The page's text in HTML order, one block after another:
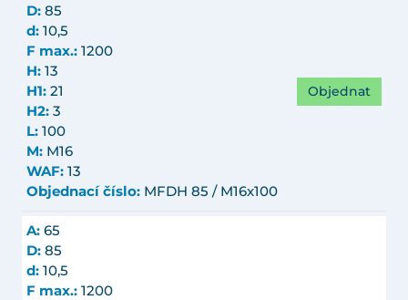
D: 85
d: 10,5
F max.: 1200
H: 13
H1: 21
H2: 3
L: 100
M: M16
WAF: 13
Objednací číslo: MFDH 85 / M16x100
Objednat
A: 65
D: 85
d: 10,5
F max.: 1200